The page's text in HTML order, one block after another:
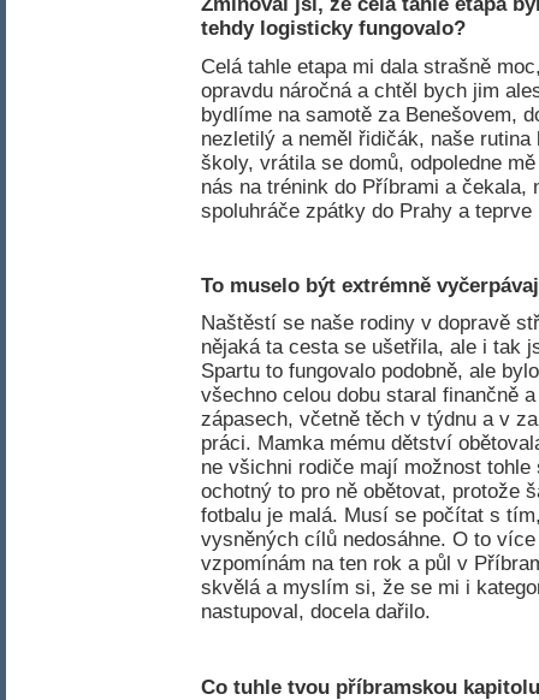
Zmiňoval jsi, že celá tahle etapa
tehdy logisticky fungovalo?
Celá tahle etapa mi dala strašně
opravdu náročná a chtěl bych jim
bydlíme na samotě za Benešovem,
nezletilý a neměl řidičák, naše
školy, vrátila se domů, odpoledne
nás na trénink do Příbrami a
spoluhráče zpátky do Prahy a
To muselo být extrémně
Naštěstí se naše rodiny v dopravě
nějaká ta cesta se ušetřila, ale i tak
Spartu to fungovalo podobně, ale
všechno celou dobu staral finančně
zápasech, včetně těch v týdnu a v
práci. Mamka mému dětství
ne všichni rodiče mají možnost
ochotný to pro ně obětovat, protože
fotbalu je malá. Musí se počítat s
vysněných cílů nedosáhne. O to
vzpomínám na ten rok a půl v
skvělá a myslím si, že se mi i
nastupoval, docela dařilo.
Co tuhle tvou příbramskou